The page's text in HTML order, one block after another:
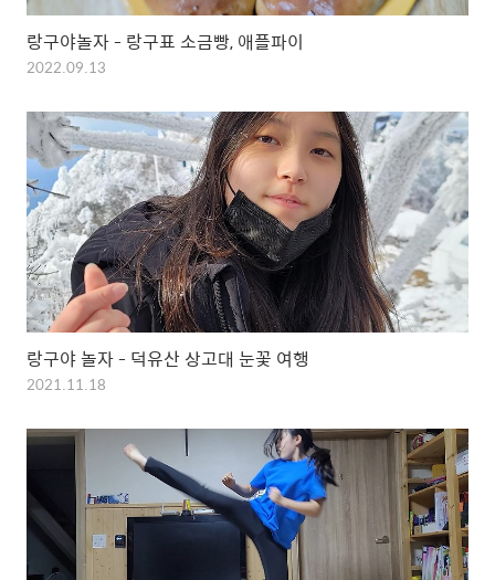
랑구야놀자 - 랑구표 소금빵, 애플파이
2022.09.13
랑구야 놀자 - 덕유산 상고대 눈꽃 여행
2021.11.18